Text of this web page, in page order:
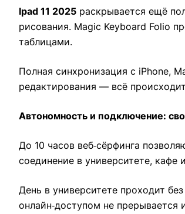
Ipad 11 2025 раскрывается ещё
рисования. Magic Keyboard Folio
таблицами.
Полная синхронизация с iPhone,
редактирования — всё
Автономность и подключение:
До 10 часов веб‑сёрфинга
соединение в университете, кафе
День в университете проходит
онлайн‑доступом не прерывается